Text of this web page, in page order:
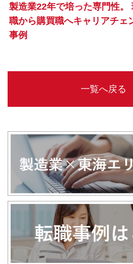
製造業22年で培った専門性。
職から購買職へキャリアチェ
事例
一覧へ戻る